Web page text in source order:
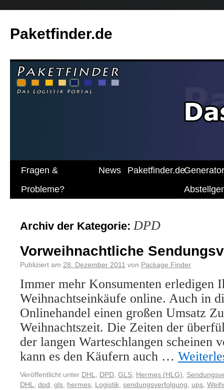
Paketfinder.de
Fragen &
Probleme?
News Paketfinder.deGenerator
Archiv der Kategorie:DPD
Vorweihnachtliche
Publiziert am 28. Dezember 2011 von Package Finder
Immer mehr Konsumenten erledigen
Weihnachtseinkäufe online. Auch in
Onlinehandel einen großen Umsatz
Weihnachtszeit. Die Zeiten der
der langen Warteschlangen scheinen
kann es den Käufern auch …
Veröffentlicht unter DHL DPD GLS Hermes (HLG)
DHL
dpd gls hermes Logistik sendungsverfolgung ups